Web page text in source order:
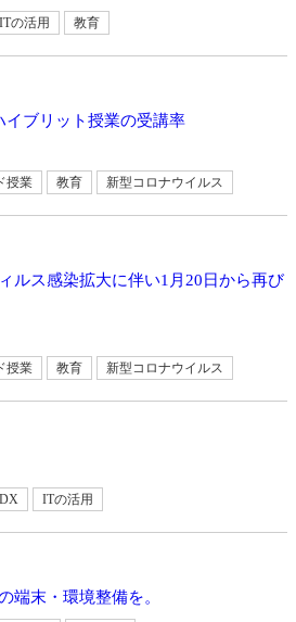
ITの活用 教育
ブリット授業の受講率
授業 教育 新型コロナウイルス
ルス感染拡大に伴い1月20日から再び
授業 教育 新型コロナウイルス
DX ITの活用
端末・環境整備を。